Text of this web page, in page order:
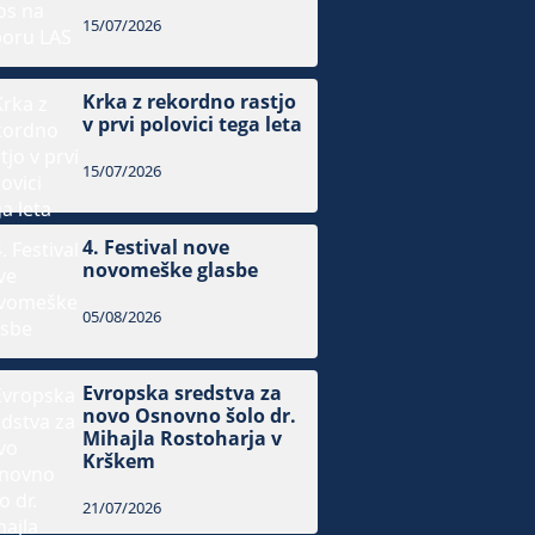
15/07/2026
Krka z rekordno rastjo
v prvi polovici tega leta
15/07/2026
4. Festival nove
novomeške glasbe
05/08/2026
Evropska sredstva za
novo Osnovno šolo dr.
Mihajla Rostoharja v
Krškem
21/07/2026